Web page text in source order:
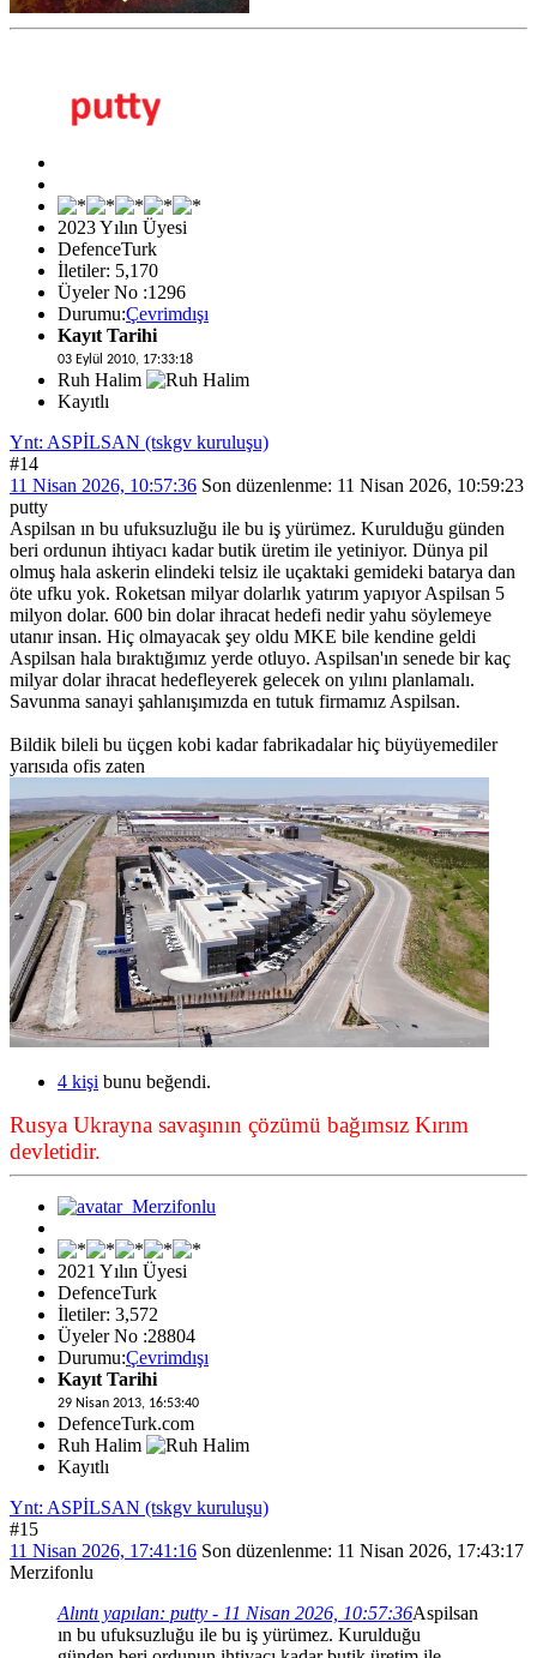
2023 Yılın Üyesi
DefenceTurk
İletiler: 5,170
Üyeler No :1296
Durumu:Çevrimdışı
Kayıt Tarihi
03 Eylül 2010, 17:33:18
Ruh Halim
Kayıtlı
Ynt: ASPİLSAN (tskgv kuruluşu)
#14
11 Nisan 2026, 10:57:36 Son düzenlenme: 11 Nisan 2026, 10:59:23
putty
Aspilsan ın bu ufuksuzluğu ile bu iş yürümez. Kurulduğu günden
beri ordunun ihtiyacı kadar butik üretim ile yetiniyor. Dünya pil
olmuş hala askerin elindeki telsiz ile uçaktaki gemideki batarya dan
öte ufku yok. Roketsan milyar dolarlık yatırım yapıyor Aspilsan 5
milyon dolar. 600 bin dolar ihracat hedefi nedir yahu söylemeye
utanır insan. Hiç olmayacak şey oldu MKE bile kendine geldi
Aspilsan hala bıraktığımız yerde otluyo. Aspilsan'ın senede bir kaç
milyar dolar ihracat hedefleyerek gelecek on yılını planlamalı.
Savunma sanayi şahlanışımızda en tutuk firmamız Aspilsan.
Bildik bileli bu üçgen kobi kadar fabrikadalar hiç büyüyemediler
yarısıda ofis zaten
4 kişi bunu beğendi.
Rusya Ukrayna savaşının çözümü bağımsız Kırım
devletidir.
2021 Yılın Üyesi
DefenceTurk
İletiler: 3,572
Üyeler No :28804
Durumu:Çevrimdışı
Kayıt Tarihi
29 Nisan 2013, 16:53:40
DefenceTurk.com
Ruh Halim
Kayıtlı
Ynt: ASPİLSAN (tskgv kuruluşu)
#15
11 Nisan 2026, 17:41:16 Son düzenlenme: 11 Nisan 2026, 17:43:17
Merzifonlu
Alıntı yapılan: putty - 11 Nisan 2026, 10:57:36Aspilsan
ın bu ufuksuzluğu ile bu iş yürümez. Kurulduğu